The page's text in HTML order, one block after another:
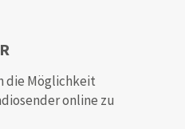
die Möglichkeit
online zu